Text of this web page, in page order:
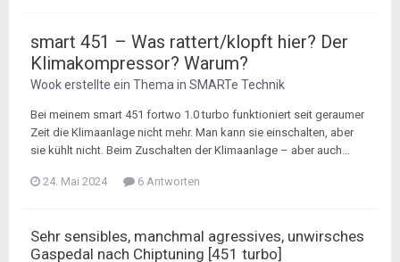
smart 451 – Was rattert/klopft hier? Der
Klimakompressor? Warum?
Wookerstellte ein Thema in SMARTe Technik
Bei meinem smart 451 fortwo 1.0 turbo funktioniert seit geraumer
Zeit die Klimaanlage nicht mehr. Man kann sie einschalten, aber
sie kühlt nicht. Beim Zuschalten der Klimaanlage – aber auch...
24. Mai 2024 6 Antworten
Sehr sensibles, manchmal agressives, unwirsches
Gaspedal nach Chiptuning [451 turbo]